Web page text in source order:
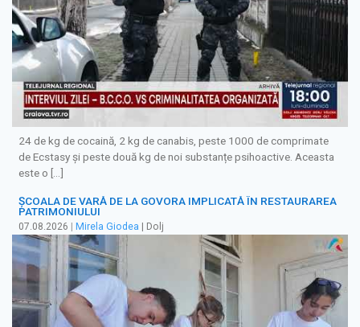
24 de kg de cocaină, 2 kg de canabis, peste 1000 de comprimate
de Ecstasy și peste două kg de noi substanțe psihoactive. Aceasta
este o […]
ȘCOALA DE VARĂ DE LA GOVORA IMPLICATĂ ÎN RESTAURAREA
PATRIMONIULUI
07.08.2026 | Mirela Giodea | Dolj